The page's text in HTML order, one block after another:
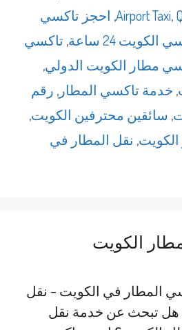
Airport Taxi,
, احجز تاكسي
الكويت 24 ساعة , تاكسي
مطار الكويت الدولي,
, خدمة تاكسي المطار , رقم
, سائقين محترفين الكويت,
, نقل المطار في
الكويت
تاكسي المطار في الكويت – نقل
تبحث عن خدمة نقل